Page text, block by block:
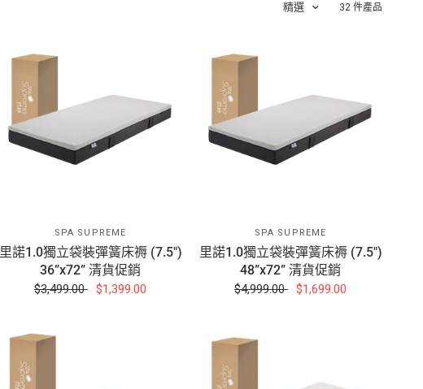
精選 32 件產品
SPA SUPREME
里諾1.0獨立袋裝彈簧床褥 (7.5")
36”x72” 清貨促銷
$3,499.00 $1,399.00
SPA SUPREME
里諾1.0獨立袋裝彈簧床褥 (7.5")
48”x72” 清貨促銷
$4,999.00 $1,699.00